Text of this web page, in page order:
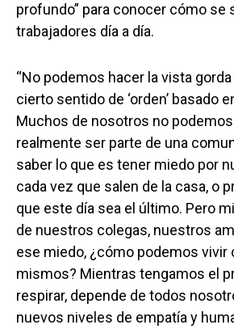
profundo” para conocer cómo se
trabajadores día a día.
“No podemos hacer la vista
cierto sentido de ‘orden’ basado
Muchos de nosotros no
realmente ser parte de una
saber lo que es tener miedo por
cada vez que salen de la casa, o
que este día sea el último. Pero
de nuestros colegas, nuestros
ese miedo, ¿cómo podemos vivir
mismos? Mientras tengamos el
respirar, depende de todos
nuevos niveles de empatía y